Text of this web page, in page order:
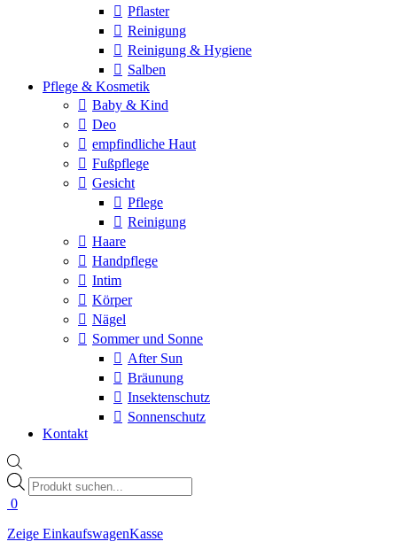
Pflaster
Reinigung
Reinigung & Hygiene
Salben
Pflege & Kosmetik
Baby & Kind
Deo
empfindliche Haut
Fußpflege
Gesicht
Pflege
Reinigung
Haare
Handpflege
Intim
Körper
Nägel
Sommer und Sonne
After Sun
Bräunung
Insektenschutz
Sonnenschutz
Kontakt
Products
search
0
Zeige EinkaufswagenKasse